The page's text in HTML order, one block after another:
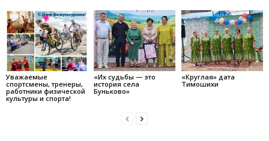
Уважаемые
спортсмены, тренеры,
работники физической
культуры и спорта!
«Их судьбы — это
история села
Буньково»
«Круглая» дата
Тимошихи